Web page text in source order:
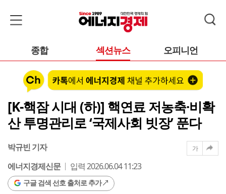
종합 섹션뉴스 오피니언
[K-핵잠 시대 (하)] 핵연료 저농축·비확
산 투명관리로 ‘국제사회 빗장’ 푼다
박규빈 기자
에너지경제신문
입력 2026.06.04 11:23
구글 검색 선호 출처로 추가
가